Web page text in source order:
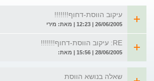
עיקוב הווסת-דחוף!!!!!!!
26/06/2005 | 12:23 | מאת: מירי
RE: עיקוב הווסת-דחוף!!!!!!!
28/06/2005 | 15:56 | מאת:
שאלה בנושא הווסת